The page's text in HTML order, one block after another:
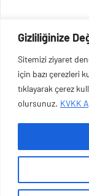
Gizliliğinize
Sitemizi ziyaret
için bazı çerezleri
tıklayarak çerez
olursunuz. KVKK
€
Copyright © 2026 Esen